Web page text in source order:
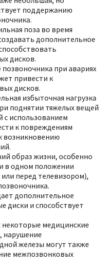
поддержанию
поза во время
дополнительное
дисков.
при авариях
привести к
дисков.
избыточная нагрузка
поднятии тяжелых вещей
использованием
к повреждениям
возникновению
образ жизни, особенно
в одном положении
перед телевизором),
дополнительное
диски и способствует
медицинские
нарушение
железы могут также
межпозвонковых